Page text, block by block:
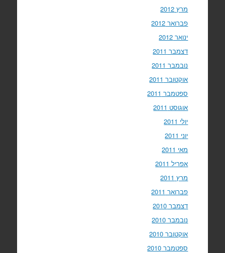
מרץ 2012
פברואר 2012
ינואר 2012
דצמבר 2011
נובמבר 2011
אוקטובר 2011
ספטמבר 2011
אוגוסט 2011
יולי 2011
יוני 2011
מאי 2011
אפריל 2011
מרץ 2011
פברואר 2011
דצמבר 2010
נובמבר 2010
אוקטובר 2010
ספטמבר 2010